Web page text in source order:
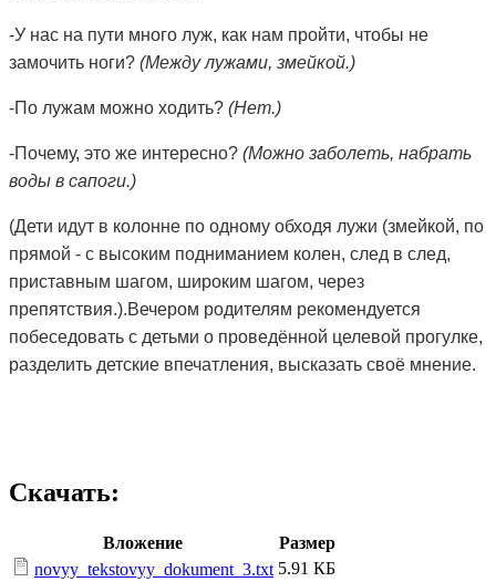
-У нас на пути много луж, как нам пройти, чтобы не
замочить ноги? (Между лужами, змейкой.)
-По лужам можно ходить? (Нет.)
-Почему, это же интересно? (Можно заболеть, набрать
воды в сапоги.)
(Дети идут в колонне по одному обходя лужи (змейкой, по
прямой - с высоким подниманием колен, след в след,
приставным шагом, широким шагом, через
препятствия.).Вечером родителям рекомендуется
побеседовать с детьми о проведённой целевой прогулке,
разделить детские впечатления, высказать своё мнение.
Скачать:
Вложение
Размер
novyy_tekstovyy_dokument_3.txt 5.91 КБ